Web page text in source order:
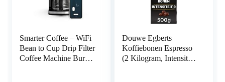
Smarter Coffee – WiFi
Bean to Cup Drip Filter
Coffee Machine Burr
Douwe Egberts
Koffiebonen Espresso
(2 Kilogram, Intensiteit